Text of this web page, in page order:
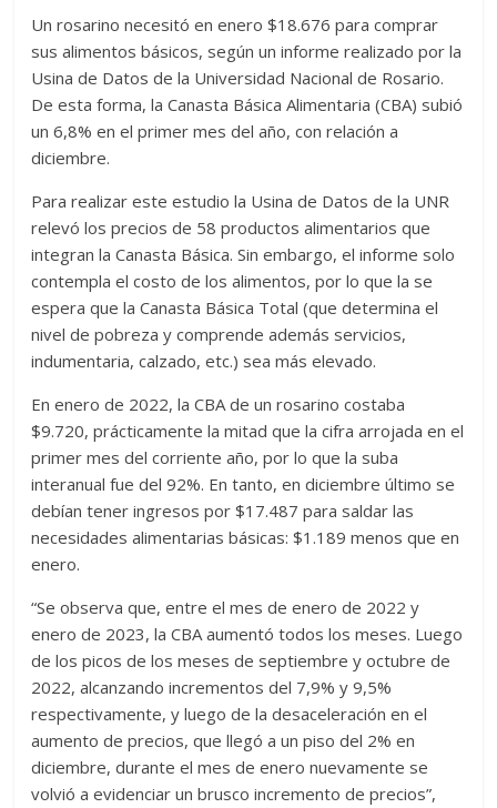
Un rosarino necesitó en enero $18.676 para comprar
sus alimentos básicos, según un informe realizado por la
Usina de Datos de la Universidad Nacional de Rosario.
De esta forma, la Canasta Básica Alimentaria (CBA) subió
un 6,8% en el primer mes del año, con relación a
diciembre.
Para realizar este estudio la Usina de Datos de la UNR
relevó los precios de 58 productos alimentarios que
integran la Canasta Básica. Sin embargo, el informe solo
contempla el costo de los alimentos, por lo que la se
espera que la Canasta Básica Total (que determina el
nivel de pobreza y comprende además servicios,
indumentaria, calzado, etc.) sea más elevado.
En enero de 2022, la CBA de un rosarino costaba
$9.720, prácticamente la mitad que la cifra arrojada en el
primer mes del corriente año, por lo que la suba
interanual fue del 92%. En tanto, en diciembre último se
debían tener ingresos por $17.487 para saldar las
necesidades alimentarias básicas: $1.189 menos que en
enero.
“Se observa que, entre el mes de enero de 2022 y
enero de 2023, la CBA aumentó todos los meses. Luego
de los picos de los meses de septiembre y octubre de
2022, alcanzando incrementos del 7,9% y 9,5%
respectivamente, y luego de la desaceleración en el
aumento de precios, que llegó a un piso del 2% en
diciembre, durante el mes de enero nuevamente se
volvió a evidenciar un brusco incremento de precios”,